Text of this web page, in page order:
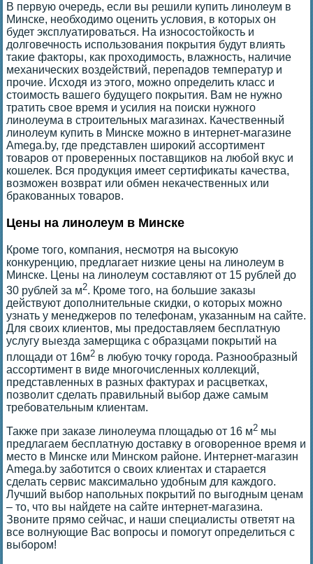
В первую очередь, если вы решили купить линолеум в
Минске, необходимо оценить условия, в которых он
будет эксплуатироваться. На износостойкость и
долговечность использования покрытия будут влиять
такие факторы, как проходимость, влажность, наличие
механических воздействий, перепадов температур и
прочие. Исходя из этого, можно определить класс и
стоимость вашего будущего покрытия. Вам не нужно
тратить свое время и усилия на поиски нужного
линолеума в строительных магазинах. Качественный
линолеум купить в Минске можно в интернет-магазине
Amega.by, где представлен широкий ассортимент
товаров от проверенных поставщиков на любой вкус и
кошелек. Вся продукция имеет сертификаты качества,
возможен возврат или обмен некачественных или
бракованных товаров.
Цены на линолеум в Минске
Кроме того, компания, несмотря на высокую
конкуренцию, предлагает низкие цены на линолеум в
Минске. Цены на линолеум составляют от 15 рублей до
30 рублей за м2. Кроме того, на большие заказы
действуют дополнительные скидки, о которых можно
узнать у менеджеров по телефонам, указанным на сайте.
Для своих клиентов, мы предоставляем бесплатную
услугу выезда замерщика с образцами покрытий на
площади от 16м2 в любую точку города. Разнообразный
ассортимент в виде многочисленных коллекций,
представленных в разных фактурах и расцветках,
позволит сделать правильный выбор даже самым
требовательным клиентам.
Также при заказе линолеума площадью от 16 м2 мы
предлагаем бесплатную доставку в оговоренное время и
место в Минске или Минском районе. Интернет-магазин
Amega.by заботится о своих клиентах и старается
сделать сервис максимально удобным для каждого.
Лучший выбор напольных покрытий по выгодным ценам
– то, что вы найдете на сайте интернет-магазина.
Звоните прямо сейчас, и наши специалисты ответят на
все волнующие Вас вопросы и помогут определиться с
выбором!